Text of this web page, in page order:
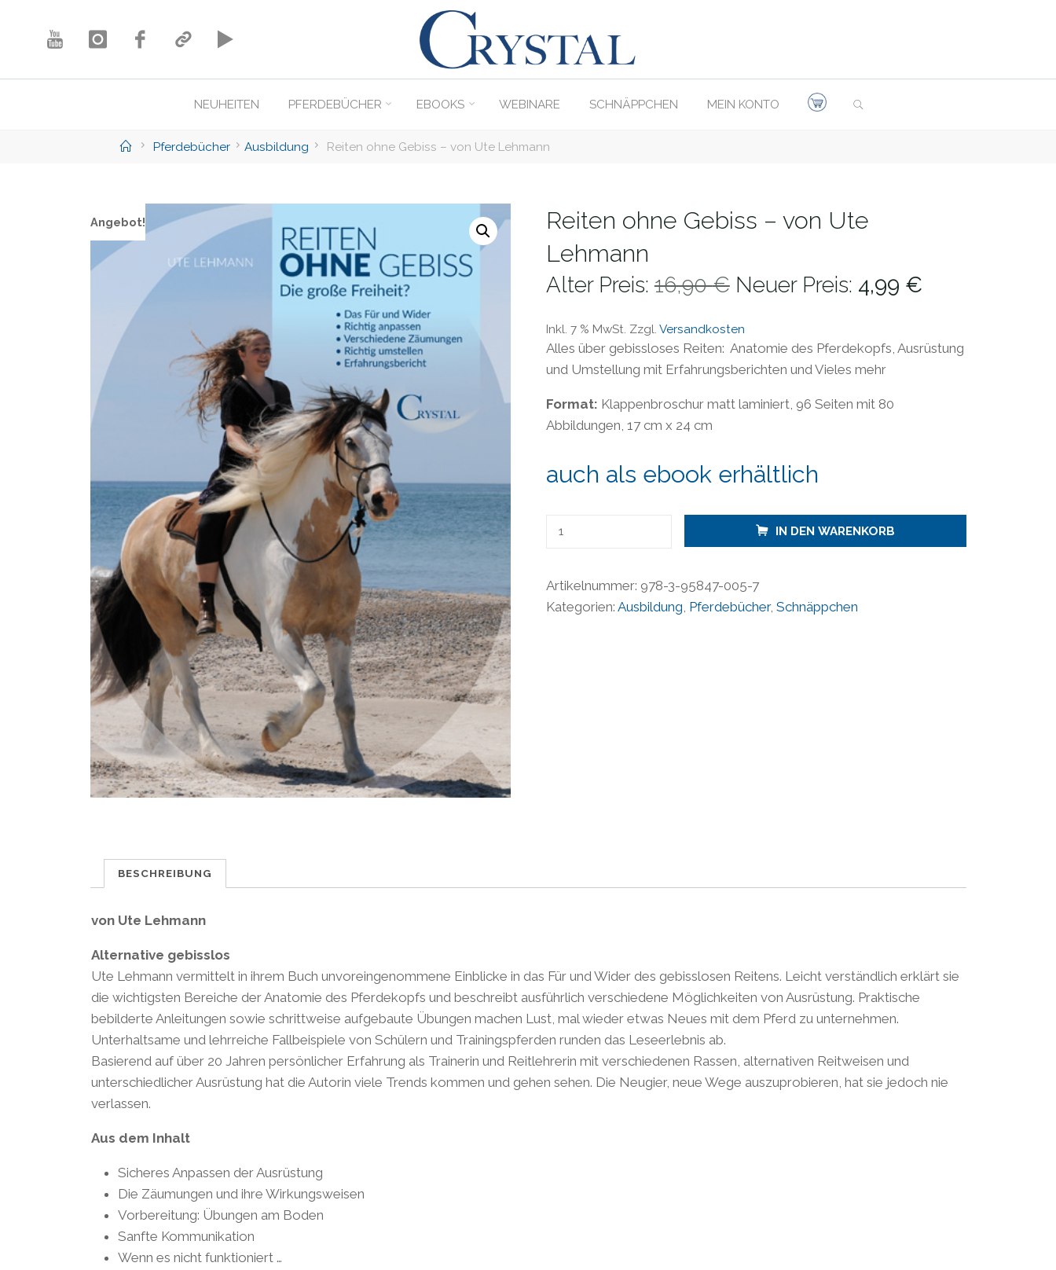
Crystal
Verlag
ONLINE-
NEUHEITEN PFERDEBÜCHER EBOOKS WEBINARE SCHNÄPPCHEN MEIN KONTO
Home
Pferdebücher Ausbildung Reiten ohne Gebiss – von Ute Lehmann
Angebot!
Reiten ohne Gebiss – von Ute
Lehmann
Alter Preis: 16,90€ Ursprünglicher
War:
16,90 €
Neuer Preis: 4,99 €Aktueller
Ist:
Inkl. 7 % MwSt. Zzgl. Versandkosten
Alles über gebissloses Reiten: Anatomie des Pferdekopfs, Ausrüstung
und Umstellung mit Erfahrungsberichten und Vieles mehr
Format: Klappenbroschur matt laminiert, 96 Seiten mit 80
Abbildungen, 17 cm x 24 cm
auch als ebook erhältlich
-
von
IN DEN WARENKORB
Artikelnummer: 978-3-95847-005-7
Kategorien: Ausbildung Pferdebücher, Schnäppchen
BESCHREIBUNG
von Ute Lehmann
Alternative gebisslos
Ute Lehmann vermittelt in ihrem Buch unvoreingenommene Einblicke in das Für und Wider des gebisslosen Reitens. Leicht verständlich erklärt sie
die wichtigsten Bereiche der Anatomie des Pferdekopfs und beschreibt ausführlich verschiedene Möglichkeiten von Ausrüstung. Praktische
bebilderte Anleitungen sowie schrittweise aufgebaute Übungen machen Lust, mal wieder etwas Neues mit dem Pferd zu unternehmen.
Unterhaltsame und lehrreiche Fallbeispiele von Schülern und Trainingspferden runden das Leseerlebnis ab.
Basierend auf über 20 Jahren persönlicher Erfahrung als Trainerin und Reitlehrerin mit verschiedenen Rassen, alternativen Reitweisen und
unterschiedlicher Ausrüstung hat die Autorin viele Trends kommen und gehen sehen. Die Neugier, neue Wege auszuprobieren, hat sie jedoch nie
verlassen.
Aus dem Inhalt
Sicheres Anpassen der Ausrüstung
Die Zäumungen und ihre Wirkungsweisen
Vorbereitung: Übungen am Boden
Sanfte Kommunikation
Wenn es nicht funktioniert …